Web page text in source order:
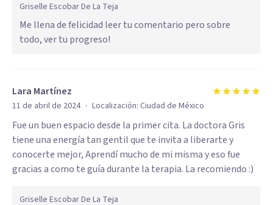
Griselle Escobar De La Teja
Me llena de felicidad leer tu comentario pero sobre
todo, ver tu progreso!
Lara Martínez
11 de abril de 2024 · Localización: Ciudad de México
Fue un buen espacio desde la primer cita. La doctora Gris
tiene una energía tan gentil que te invita a liberarte y
conocerte mejor, Aprendí mucho de mi misma y eso fue
gracias a como te guía durante la terapia. La recomiendo :)
Griselle Escobar De La Teja